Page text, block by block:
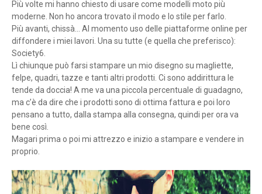
Più volte mi hanno chiesto di usare come modelli moto più
moderne. Non ho ancora trovato il modo e lo stile per farlo.
Più avanti, chissà... Al momento uso delle piattaforme online per
diffondere i miei lavori. Una su tutte (e quella che preferisco):
Society6.
Lì chiunque può farsi stampare un mio disegno su magliette,
felpe, quadri, tazze e tanti altri prodotti. Ci sono addirittura le
tende da doccia! A me va una piccola percentuale di guadagno,
ma c’è da dire che i prodotti sono di ottima fattura e poi loro
pensano a tutto, dalla stampa alla consegna, quindi per ora va
bene così.
Magari prima o poi mi attrezzo e inizio a stampare e vendere in
proprio.